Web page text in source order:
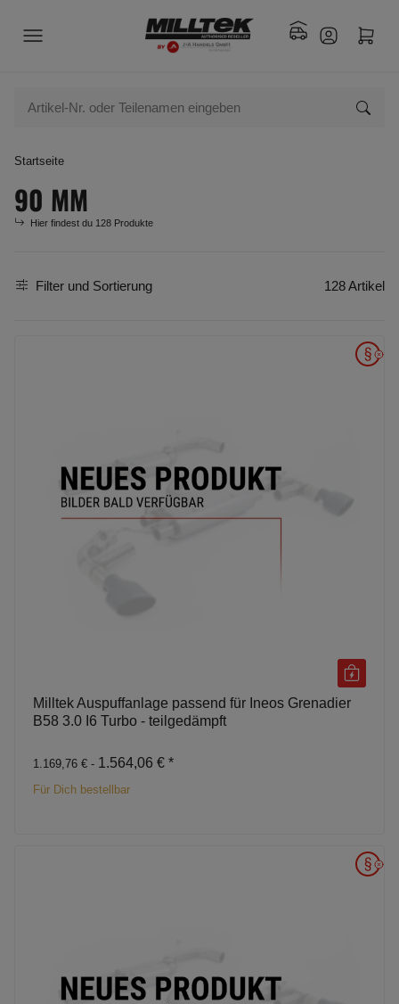
Startseite
90 MM
Hier findest du 128 Produkte
Filter und Sortierung 128 Artikel
Milltek Auspuffanlage passend für Ineos Grenadier
B58 3.0 I6 Turbo - teilgedämpft
1.169,76 € - 1.564,06 € *
Für Dich bestellbar